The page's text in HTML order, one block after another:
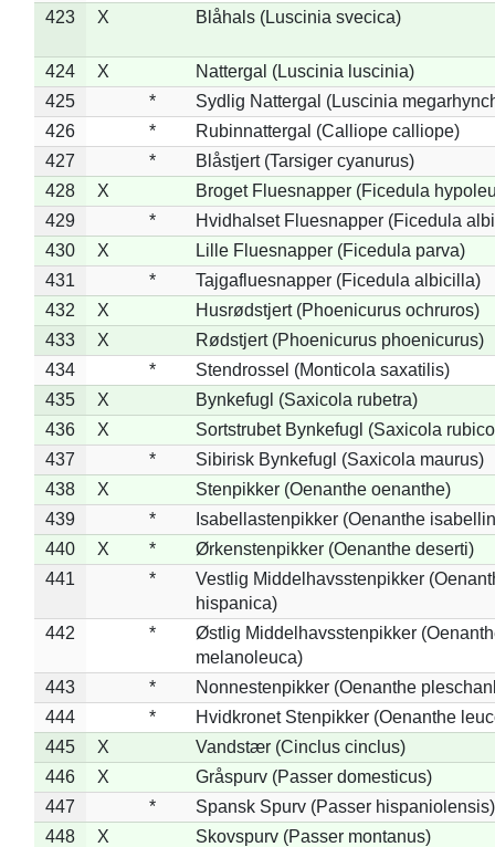
423
X Blåhals (Luscinia svecica)
424 X
Nattergal (Luscinia luscinia)
425
*
Sydlig Nattergal (Luscinia
426
*
Rubinnattergal (Calliope calliope)
427
*
Blåstjert (Tarsiger cyanurus)
428
X
Broget Fluesnapper (Ficedula
429
*
Hvidhalset Fluesnapper (Ficedula
430
X
Lille Fluesnapper (Ficedula parva)
431
*
Tajgafluesnapper (Ficedula albicilla)
432
X
Husrødstjert (Phoenicurus ochruros)
433
X
Rødstjert (Phoenicurus phoenicurus)
434
*
Stendrossel (Monticola saxatilis)
435
X
Bynkefugl (Saxicola rubetra)
436
X
Sortstrubet Bynkefugl (Saxicola
437
*
Sibirisk Bynkefugl (Saxicola maurus)
438
X
Stenpikker (Oenanthe oenanthe)
439
*
Isabellastenpikker (Oenanthe
440
X *
Ørkenstenpikker (Oenanthe deserti)
441
*
Vestlig Middelhavsstenpikker
hispanica)
442
*
Østlig Middelhavsstenpikker
melanoleuca)
443
*
Nonnestenpikker (Oenanthe
444
*
Hvidkronet Stenpikker (Oenanthe
445
X
Vandstær (Cinclus cinclus)
446
X
Gråspurv (Passer domesticus)
447
*
Spansk Spurv (Passer hispaniolensis)
448
X
Skovspurv (Passer montanus)